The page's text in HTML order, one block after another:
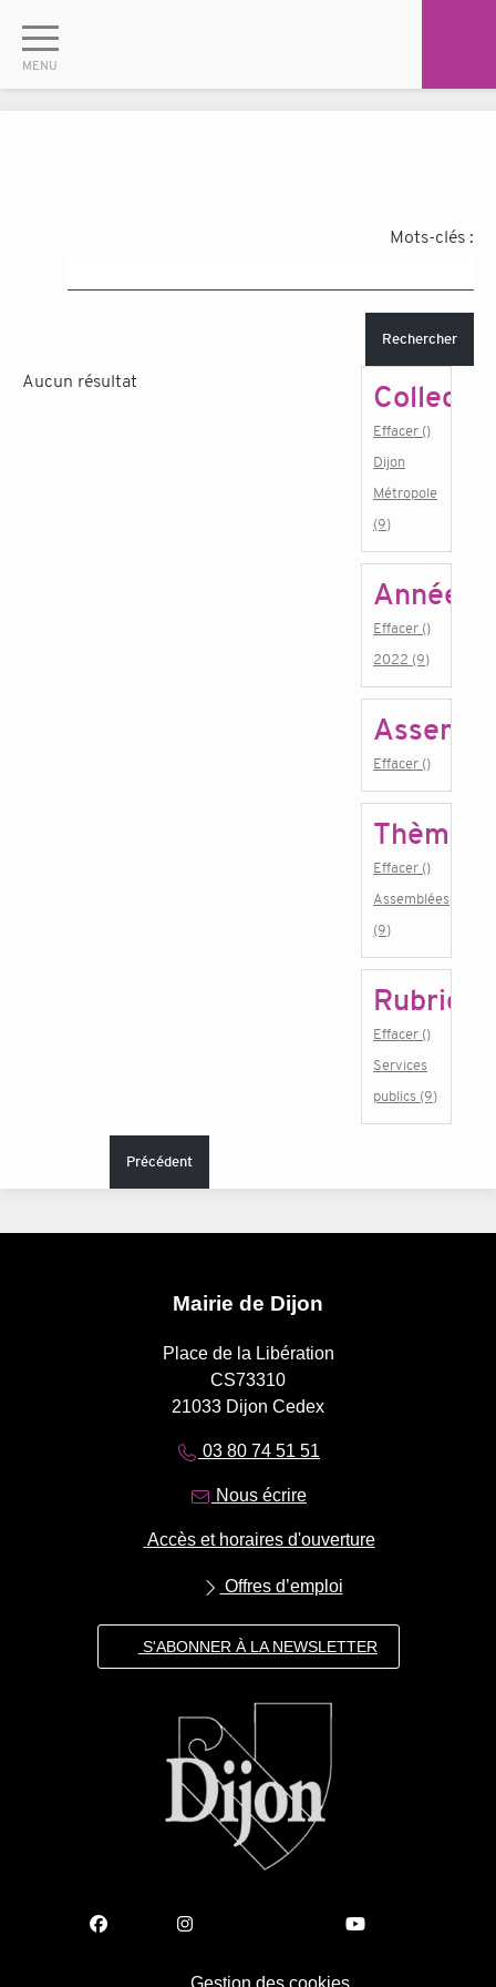
Mots-clés :
Rechercher
Aucun résultat
Effacer ()
Dijon
Métropole
(9)
Année
Effacer ()
2022 (9)
Effacer ()
Thème
Effacer ()
Assemblées
(9)
Rubrique
Effacer ()
Services
publics (9)
Précédent
Mairie de Dijon
Place de la Libération
CS73310
21033 Dijon Cedex
03 80 74 51 51
Nous écrire
Accès et horaires d'ouverture
Offres d’emploi
S'ABONNER À LA NEWSLETTER
Gestion des cookies